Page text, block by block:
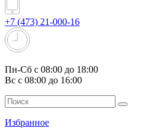
+7 (473) 21-000-16
Пн-Сб с 08:00 до 18:00
Вс с 08:00 до 16:00
Избранное